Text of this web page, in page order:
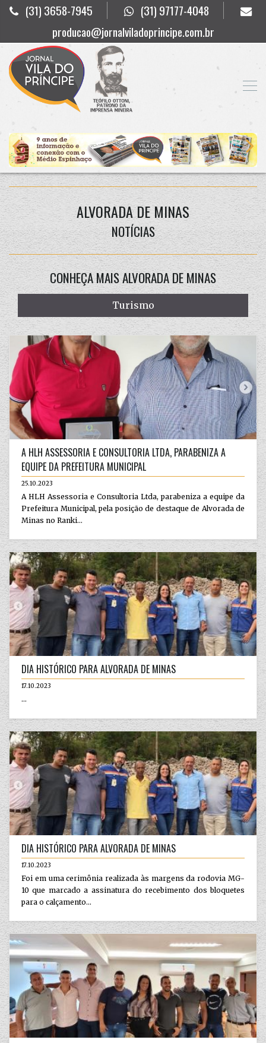
(31) 3658-7945
(31) 97177-4048
producao@jornalviladoprincipe.com.br
ALVORADA DE MINAS
NOTÍCIAS
CONHEÇA MAIS ALVORADA DE MINAS
Turismo
A HLH ASSESSORIA E CONSULTORIA LTDA, PARABENIZA A
EQUIPE DA PREFEITURA MUNICIPAL
25.10.2023
A HLH Assessoria e Consultoria Ltda, parabeniza a equipe da
Prefeitura Municipal, pela posição de destaque de Alvorada de
Minas no Ranki...
DIA HISTÓRICO PARA ALVORADA DE MINAS
17.10.2023
...
DIA HISTÓRICO PARA ALVORADA DE MINAS
17.10.2023
Foi em uma cerimônia realizada às margens da rodovia MG-
10 que marcado a assinatura do recebimento dos bloquetes
para o calçamento...